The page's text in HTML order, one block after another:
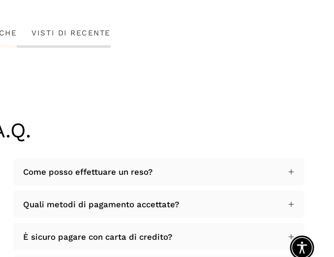
VISTI DI RECENTE
Come posso effettuare un reso?
Quali metodi di pagamento accettate?
È sicuro pagare con carta di credito?